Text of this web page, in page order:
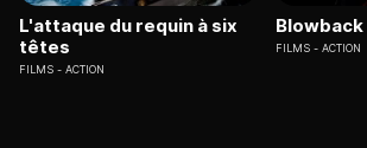
L'attaque du requin à six
têtes
FILMS ACTION
Blowback
FILMS ACTION